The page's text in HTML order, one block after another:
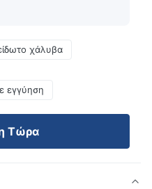
χάλυβα
εγγύηση
Τώρα